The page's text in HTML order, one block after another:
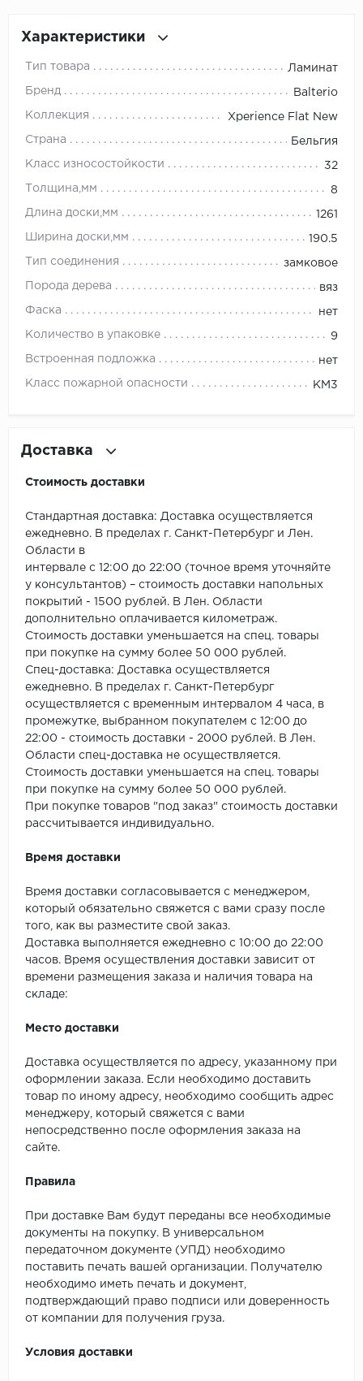
Next Step
Novafloor
Primavera
ROYCE
SPC
SPC Kronostep
SPC Promo
SPC Stronghold
TANTO
Tarkett
Wonderful Vinyl
Характеристики
Тип товара Ламинат
Бренд Balterio
Коллекция Xperience Flat New
Страна Бельгия
Класс износостойкости 32
Толщина,мм 8
Длина доски,мм 1261
Ширина доски,мм 190.5
Тип соединения замковое
Порода дерева вяз
Фаска нет
Количество в упаковке 9
Встроенная подложка нет
Класс пожарной опасности КМ3
Доставка
Стоимость доставки
Стандартная доставка: Доставка осуществляется
ежедневно. В пределах г. Санкт-Петербург и Лен.
Области в
интервале с 12:00 до 22:00 (точное время уточняйте
у консультантов) – стоимость доставки напольных
покрытий - 1500 рублей. В Лен. Области
дополнительно оплачивается километраж.
Стоимость доставки уменьшается на спец. товары
при покупке на сумму более 50 000 рублей.
Спец-доставка: Доставка осуществляется
ежедневно. В пределах г. Санкт-Петербург
осуществляется с временным интервалом 4 часа, в
промежутке, выбранном покупателем с 12:00 до
22:00 - стоимость доставки - 2000 рублей. В Лен.
Области спец-доставка не осуществляется.
Стоимость доставки уменьшается на спец. товары
при покупке на сумму более 50 000 рублей.
При покупке товаров "под заказ" стоимость доставки
рассчитывается индивидуально.
Время доставки
Время доставки согласовывается с менеджером,
который обязательно свяжется с вами сразу после
того, как вы разместите свой заказ.
Доставка выполняется ежедневно с 10:00 до 22:00
часов. Время осуществления доставки зависит от
времени размещения заказа и наличия товара на
складе:
Место доставки
Доставка осуществляется по адресу, указанному при
оформлении заказа. Если необходимо доставить
товар по иному адресу, необходимо сообщить адрес
менеджеру, который свяжется с вами
непосредственно после оформления заказа на
сайте.
Правила
При доставке Вам будут переданы все необходимые
документы на покупку. В универсальном
передаточном документе (УПД) необходимо
поставить печать вашей организации. Получателю
необходимо иметь печать и документ,
подтверждающий право подписи или доверенность
от компании для получения груза.
Условия доставки